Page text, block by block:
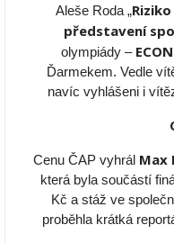
Aleše Roda „
představení
olympiády –
Ďarmekem. Vedle
navíc vyhlášeni i
Cenu ČAP vyhrál Max
která byla součástí
Kč a stáž ve
proběhla krátká